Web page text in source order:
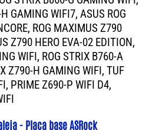
GAMING WIFI7, ASUS ROG
ROG MAXIMUS Z790
Z790 HERO EVA-02 EDITION,
WIFI, ROG STRIX B760-A
Z790-H GAMING WIFI, TUF
PRIME Z690-P WIFI D4,
- Placa base ASRock